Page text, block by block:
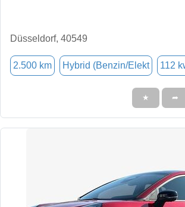
Düsseldorf, 40549
2.500 km Hybrid (Benzin/Elekt 112
★ ➦